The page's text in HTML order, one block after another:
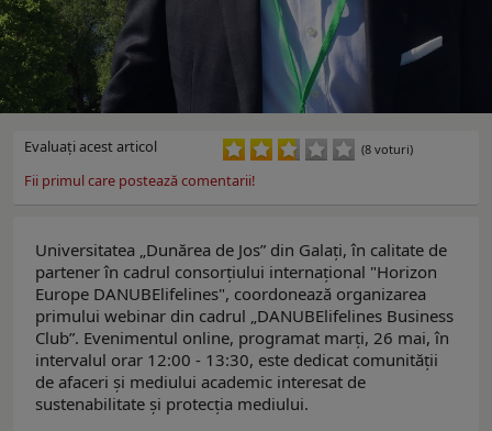
Evaluaţi acest articol (8 voturi)
Fii primul care postează comentarii!
Universitatea „Dunărea de Jos” din Galați, în calitate de
partener în cadrul consorțiului internațional "Horizon
Europe DANUBElifelines", coordonează organizarea
primului webinar din cadrul „DANUBElifelines Business
Club”. Evenimentul online, programat marți, 26 mai, în
intervalul orar 12:00 - 13:30, este dedicat comunității
de afaceri și mediului academic interesat de
sustenabilitate și protecția mediului.